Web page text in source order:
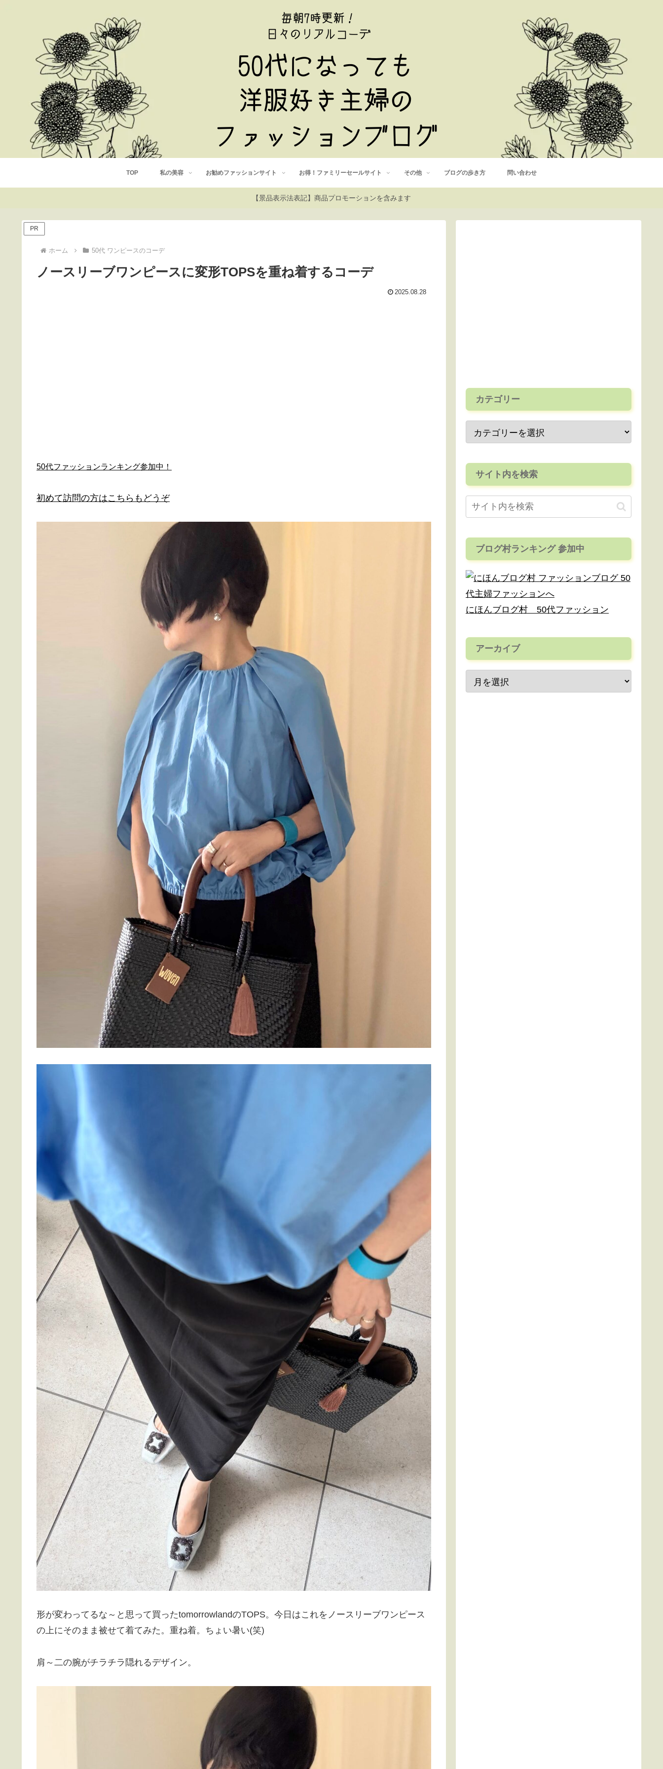
TOP 私の美容 お勧めファッションサイト お得！ファミリーセールサイト その他 ブログの歩き方 問い合わせ
【景品表示法表記】商品プロモーションを含みます
PR
ホーム 50代 ワンピースのコーデ
ノースリーブワンピースに変形TOPSを重ね着するコーデ
2025.08.28
50代ファッションランキング参加中！
初めて訪問の方はこちらもどうぞ
形が変わってるな～と思って買ったtomorrowlandのTOPS。今日はこれをノースリーブワンピース
の上にそのまま被せて着てみた。重ね着。ちょい暑い(笑)
肩～二の腕がチラチラ隠れるデザイン。
カテゴリー
サイト内を検索
ブログ村ランキング 参加中
にほんブログ村 50代ファッション
アーカイブ